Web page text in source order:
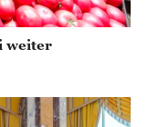
weiter